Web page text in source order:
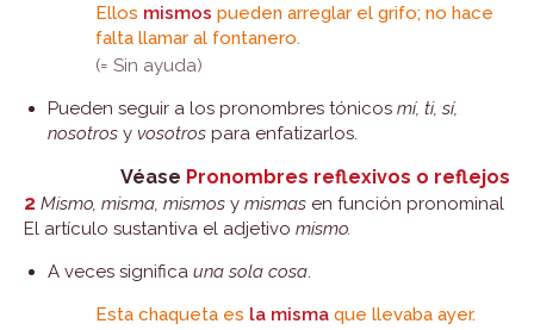
Ellos mismos pueden arreglar el grifo; no hace
falta llamar al fontanero.
(= Sin ayuda)
Pueden seguir a los pronombres tónicos mí, ti, sí,
nosotros y vosotros para enfatizarlos.
Véase Pronombres reflexivos o reflejos
2 Mismo, misma, mismos y mismas en función pronominal
El artículo sustantiva el adjetivo mismo.
A veces significa una sola cosa.
Esta chaqueta es la misma que llevaba ayer.